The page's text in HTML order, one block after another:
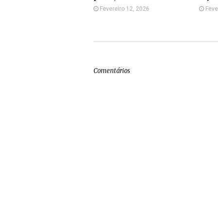
Fevereiro 12, 2026
Comentários